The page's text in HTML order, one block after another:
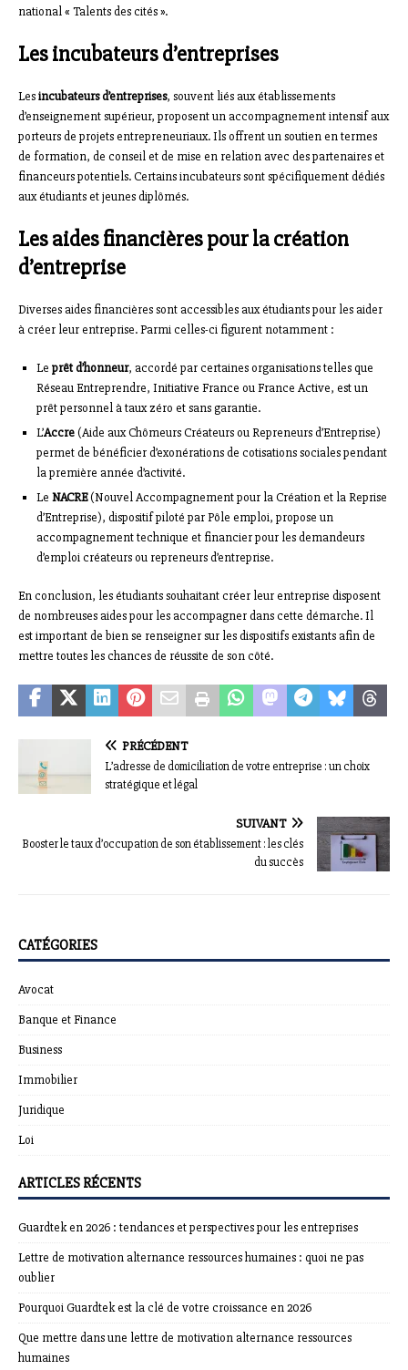
national « Talents des cités ».
Les incubateurs d’entreprises
Lesincubateurs d’entreprises, souvent liés aux établissements
d’enseignement supérieur, proposent un accompagnement intensif aux
porteurs de projets entrepreneuriaux. Ils offrent un soutien en termes
de formation, de conseil et de mise en relation avec des partenaires et
financeurs potentiels. Certains incubateurs sont spécifiquement dédiés
aux étudiants et jeunes diplômés.
Les aides financières pour la création
d’entreprise
Diverses aides financières sont accessibles aux étudiants pour les aider
à créer leur entreprise. Parmi celles-ci figurent notamment :
Le prêt d’honneur, accordé par certaines organisations telles que
Réseau Entreprendre, Initiative France ou France Active, est un
prêt personnel à taux zéro et sans garantie.
L’Accre(Aide aux Chômeurs Créateurs ou Repreneurs d’Entreprise)
permet de bénéficier d’exonérations de cotisations sociales pendant
la première année d’activité.
Le NACRE(Nouvel Accompagnement pour la Création et la Reprise
d’Entreprise), dispositif piloté par Pôle emploi, propose un
accompagnement technique et financier pour les demandeurs
d’emploi créateurs ou repreneurs d’entreprise.
En conclusion, les étudiants souhaitant créer leur entreprise disposent
de nombreuses aides pour les accompagner dans cette démarche. Il
est important de bien se renseigner sur les dispositifs existants afin de
mettre toutes les chances de réussite de son côté.
PRÉCÉDENT
L’adresse de domiciliation de votre entreprise : un choix
stratégique et légal
SUIVANT
Booster le taux d’occupation de son établissement : les clés
du succès
CATÉGORIES
Avocat
Banque et Finance
Business
Immobilier
Juridique
Loi
ARTICLES RÉCENTS
Guardtek en 2026 : tendances et perspectives pour les entreprises
Lettre de motivation alternance ressources humaines : quoi ne pas
oublier
Pourquoi Guardtek est la clé de votre croissance en 2026
Que mettre dans une lettre de motivation alternance ressources
humaines